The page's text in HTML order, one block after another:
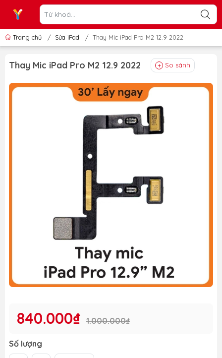
Trang chủ / Sửa iPad / Thay Mic iPad Pro M2 12.9 2022
Thay Mic iPad Pro M2 12.9 2022 So sánh
840.000₫ 1.000.000₫
Số lượng